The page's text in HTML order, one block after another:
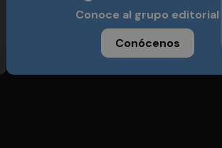
Conoce al grupo editorial
Conócenos